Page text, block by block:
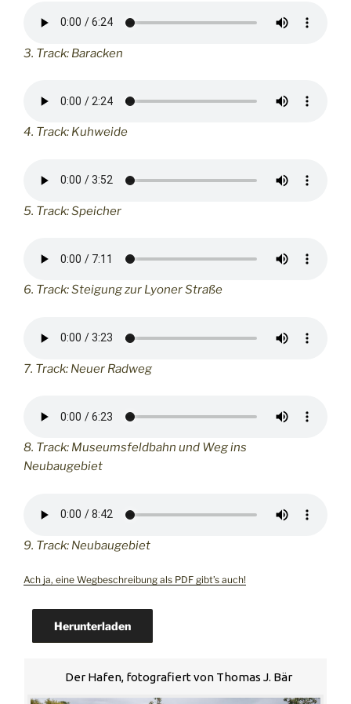
3. Track: Baracken
4. Track: Kuhweide
5. Track: Speicher
6. Track: Steigung zur Lyoner Straße
7. Track: Neuer Radweg
8. Track: Museumsfeldbahn und Weg ins
Neubaugebiet
9. Track: Neubaugebiet
Ach ja, eine Wegbeschreibung als PDF gibt’s auch!
Herunterladen
Der Hafen, fotografiert von Thomas J. Bär